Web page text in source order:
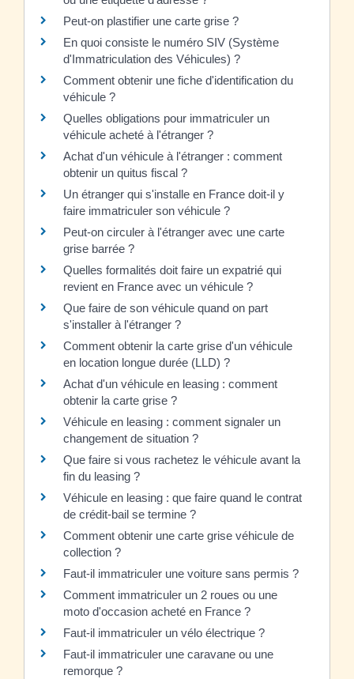
Peut-on plastifier une carte grise ?
En quoi consiste le numéro SIV (Système
d'Immatriculation des Véhicules) ?
Comment obtenir une fiche d'identification du
véhicule ?
Quelles obligations pour immatriculer un
véhicule acheté à l'étranger ?
Achat d'un véhicule à l'étranger : comment
obtenir un quitus fiscal ?
Un étranger qui s'installe en France doit-il y
faire immatriculer son véhicule ?
Peut-on circuler à l'étranger avec une carte
grise barrée ?
Quelles formalités doit faire un expatrié qui
revient en France avec un véhicule ?
Que faire de son véhicule quand on part
s'installer à l'étranger ?
Comment obtenir la carte grise d'un véhicule
en location longue durée (LLD) ?
Achat d'un véhicule en leasing : comment
obtenir la carte grise ?
Véhicule en leasing : comment signaler un
changement de situation ?
Que faire si vous rachetez le véhicule avant la
fin du leasing ?
Véhicule en leasing : que faire quand le contrat
de crédit-bail se termine ?
Comment obtenir une carte grise véhicule de
collection ?
Faut-il immatriculer une voiture sans permis ?
Comment immatriculer un 2 roues ou une
moto d'occasion acheté en France ?
Faut-il immatriculer un vélo électrique ?
Faut-il immatriculer une caravane ou une
remorque ?